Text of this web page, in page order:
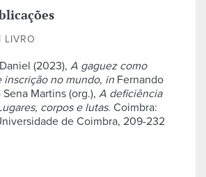
LIVRO
(2023), A gaguez como
inscrição no mundo, in Fernando
Martins (org.), A deficiência
corpos e lutas. Coimbra:
de Coimbra, 209-232